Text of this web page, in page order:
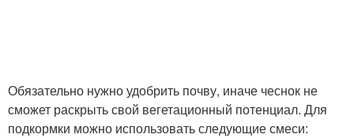
Обязательно нужно удобрить почву, иначе чеснок не
сможет раскрыть свой вегетационный потенциал. Для
подкормки можно использовать следующие смеси: